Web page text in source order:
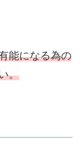
能になる為の
。